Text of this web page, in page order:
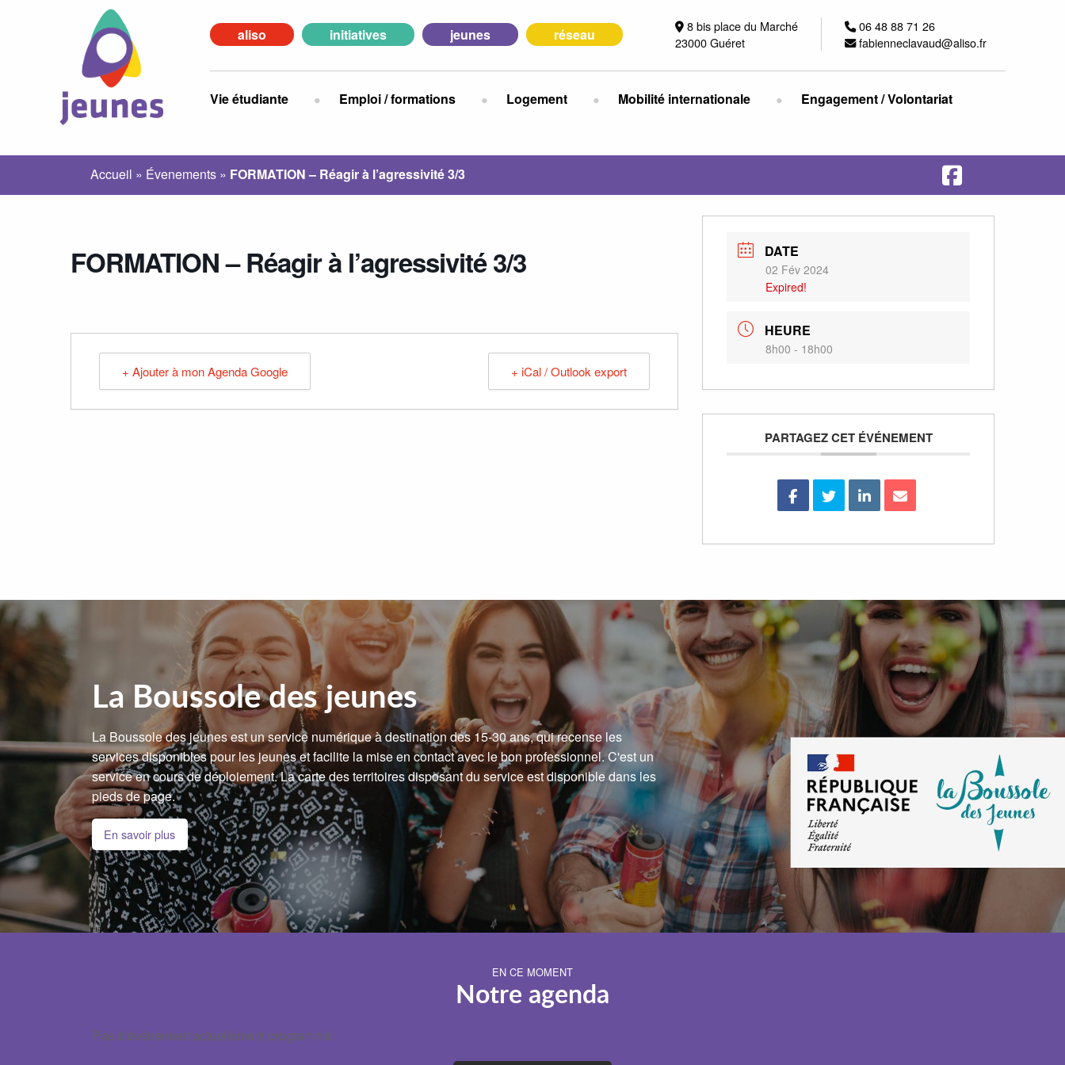
aliso initiatives jeunes réseau
8 bis place du Marché
23000 Guéret
06 48 88 71 26
fabienneclavaud@aliso.fr
Vie étudiante Emploi / formations Logement Mobilité internationale Engagement / Volontariat
Accueil » Évenements » FORMATION – Réagir à l’agressivité 3/3
FORMATION – Réagir à l’agressivité 3/3
+ Ajouter à mon Agenda Google + iCal / Outlook export
DATE
02 Fév 2024
Expired!
HEURE
8h00 - 18h00
PARTAGEZ CET ÉVÉNEMENT
La Boussole des jeunes
La Boussole des jeunes est un service numérique à destination des 15-30 ans, qui recense les
services disponibles pour les jeunes et facilite la mise en contact avec le bon professionnel. C'est un
service en cours de déploiement. La carte des territoires disposant du service est disponible dans les
pieds de page.
En savoir plus
EN CE MOMENT
Notre agenda
Pas d'événement actuellement programmé.